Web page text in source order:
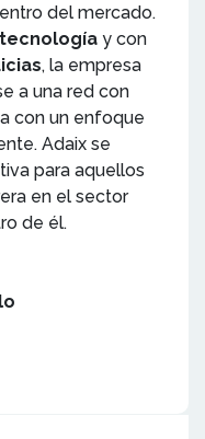
del mercado.
y con
, la empresa
a una red con
con un enfoque
Adaix se
para aquellos
en el sector
de él.